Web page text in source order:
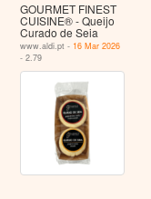
GOURMET FINEST
CUISINE® - Queijo
Curado de Seia
www.aldi.pt - 16 Mar 2026
- 2.79